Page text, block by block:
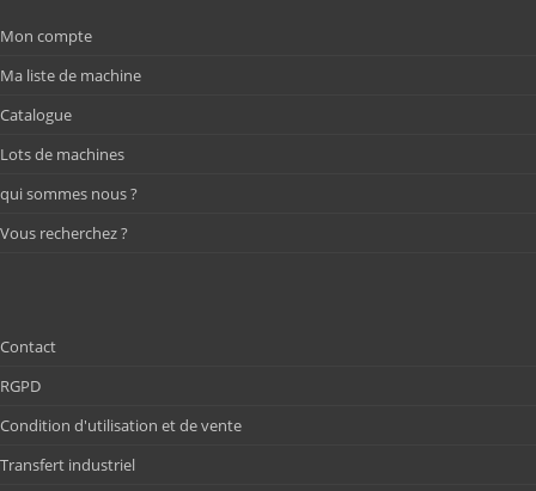
Mon compte
Ma liste de machine
Catalogue
Lots de machines
qui sommes nous ?
Vous recherchez ?
Contact
RGPD
Condition d'utilisation et de vente
Transfert industriel